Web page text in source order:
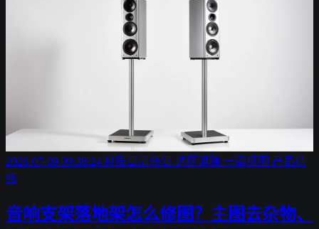
2026-07-09 09:38:24 材质高清修复 选区消除 一键抠图 产品精
修
音响支架落地架怎么修图？主图去杂物、